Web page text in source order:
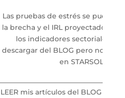
Las pruebas de estrés se pueden
la brecha y el IRL proyectado por
los indicadores sectoriales los
descargar del BLOG pero no
en STARSOL
LEER mis artículos del BLOG y no